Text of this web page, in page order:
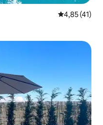
Scor mediu
4,85 (41)